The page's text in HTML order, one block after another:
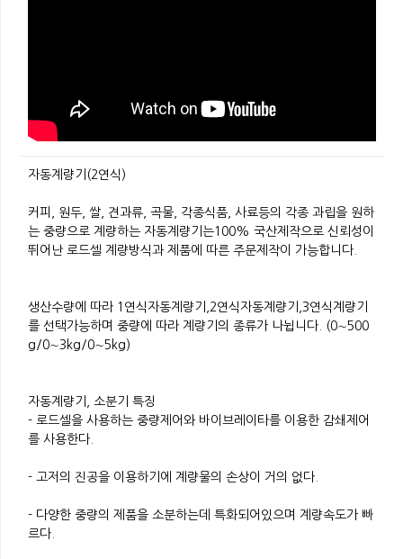
자동계량기(2연식)
커피, 원두, 쌀, 견과류, 곡물, 각종식품, 사료등의 각종 과립을 원하
는 중량으로 계량하는 자동계량기는100% 국산제작으로 신뢰성이
뛰어난 로드셀 계량방식과 제품에 따른 주문제작이 가능합니다.
생산수량에 따라 1연식자동계량기,2연식자동계량기,3연식계량기
를 선택가능하며 중량에 따라 계량기의 종류가 나뉩니다. (0∼500
g/0∼3kg/0∼5kg)
자동계량기, 소분기 특징
- 로드셀을 사용하는 중량제어와 바이브레이타를 이용한 감쇄제어
를 사용한다.
- 고저의 진공을 이용하기에 계량물의 손상이 거의 없다.
- 다양한 중량의 제품을 소분하는데 특화되어있으며 계량속도가 빠
르다.